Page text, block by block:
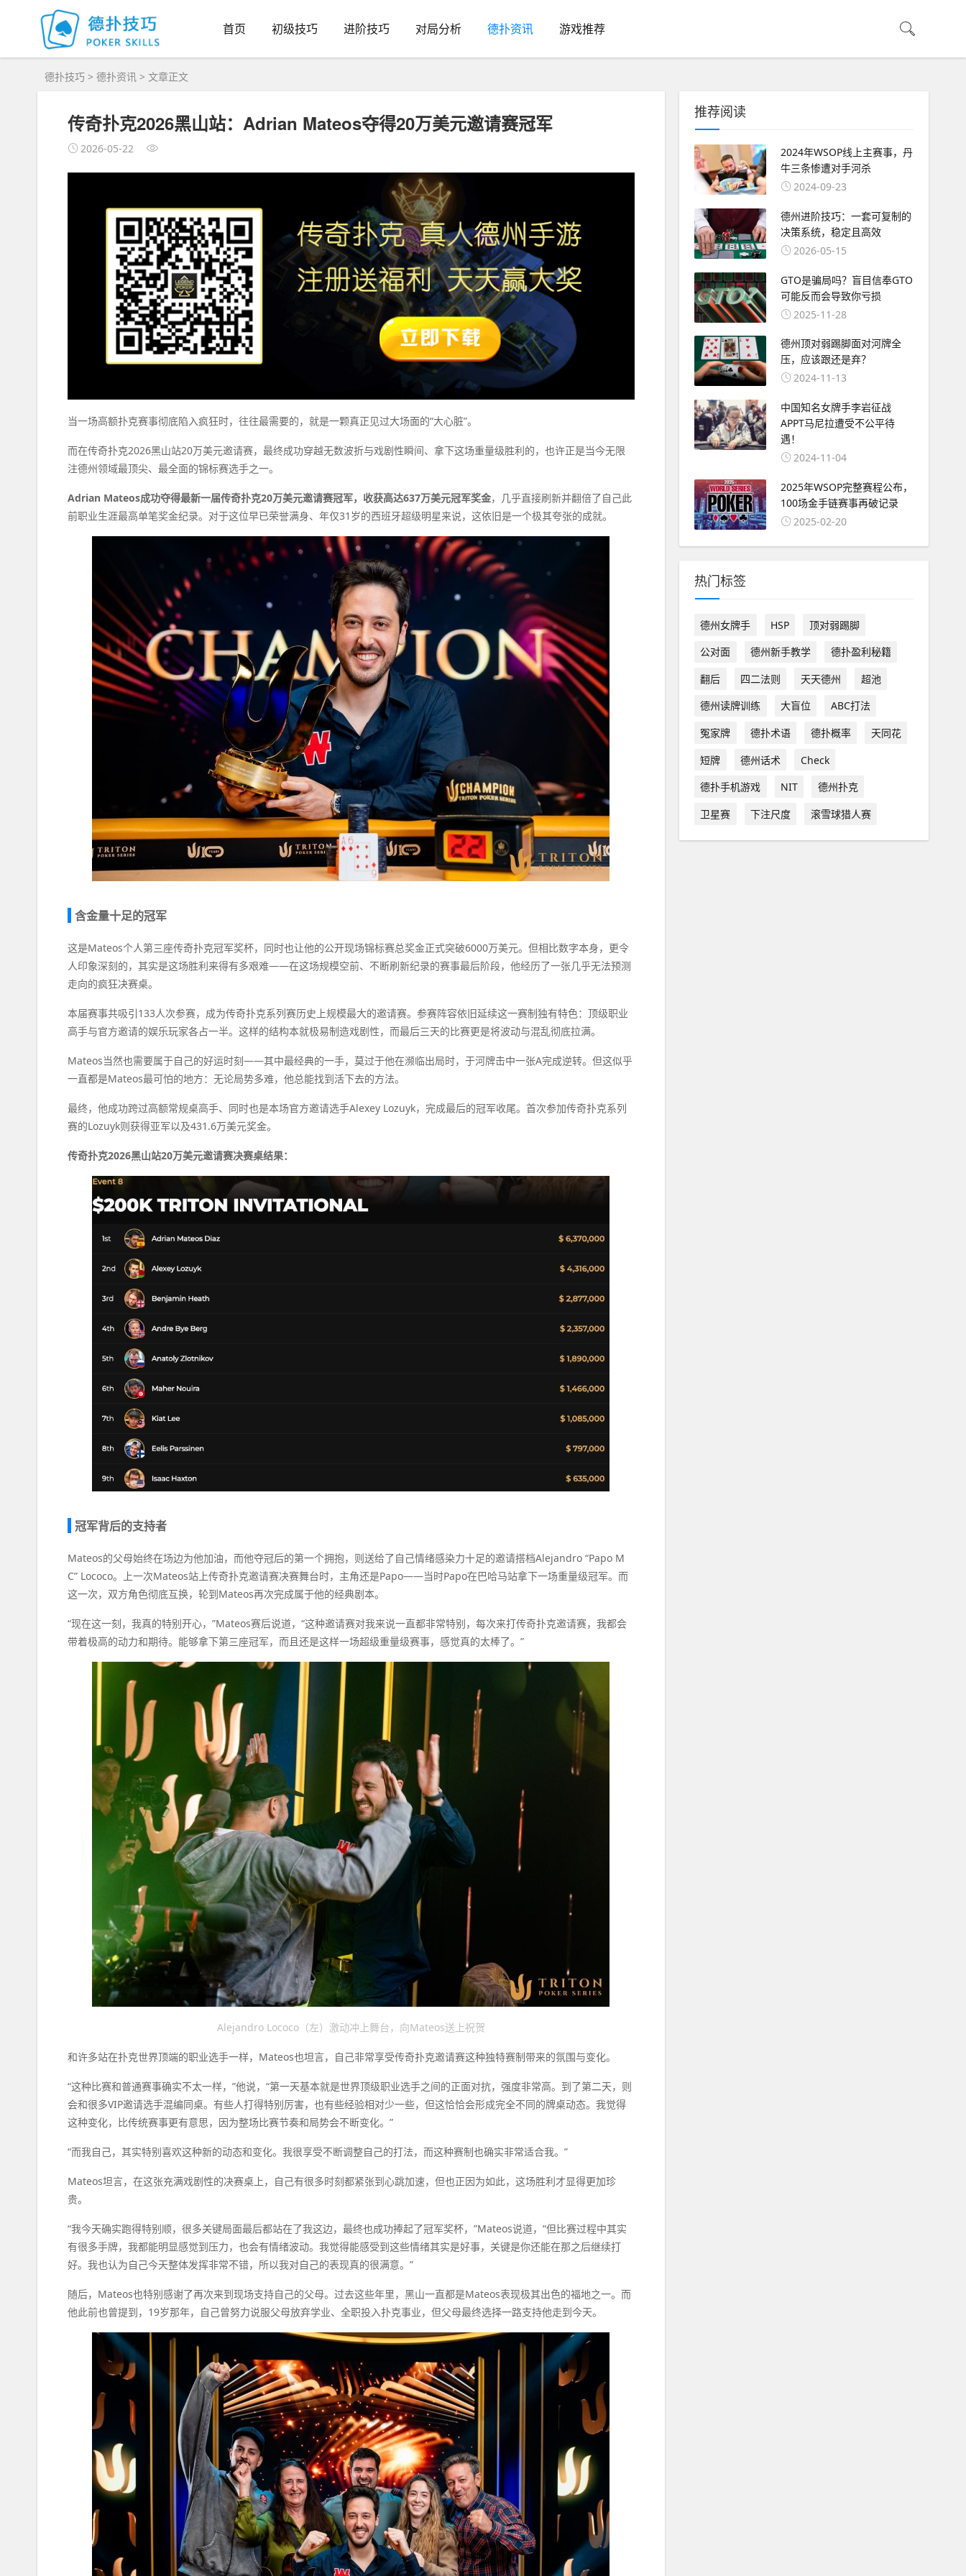
首页 初级技巧 进阶技巧 对局分析 德扑资讯 游戏推荐
德扑技巧 > 德扑资讯 > 文章正文
传奇扑克2026黑山站：Adrian Mateos夺得20万美元邀请赛冠军
2026-05-22
当一场高额扑克赛事彻底陷入疯狂时，往往最需要的，就是一颗真正见过大场面的“大心脏”。
而在传奇扑克2026黑山站20万美元邀请赛，最终成功穿越无数波折与戏剧性瞬间、拿下这场重量级胜利的，也许正是当今无限
注德州领域最顶尖、最全面的锦标赛选手之一。
Adrian Mateos成功夺得最新一届传奇扑克20万美元邀请赛冠军，收获高达637万美元冠军奖金，几乎直接刷新并翻倍了自己此
前职业生涯最高单笔奖金纪录。对于这位早已荣誉满身、年仅31岁的西班牙超级明星来说，这依旧是一个极其夸张的成就。
含金量十足的冠军
这是Mateos个人第三座传奇扑克冠军奖杯，同时也让他的公开现场锦标赛总奖金正式突破6000万美元。但相比数字本身，更令
人印象深刻的，其实是这场胜利来得有多艰难——在这场规模空前、不断刷新纪录的赛事最后阶段，他经历了一张几乎无法预测
走向的疯狂决赛桌。
本届赛事共吸引133人次参赛，成为传奇扑克系列赛历史上规模最大的邀请赛。参赛阵容依旧延续这一赛制独有特色：顶级职业
高手与官方邀请的娱乐玩家各占一半。这样的结构本就极易制造戏剧性，而最后三天的比赛更是将波动与混乱彻底拉满。
Mateos当然也需要属于自己的好运时刻——其中最经典的一手，莫过于他在濒临出局时，于河牌击中一张A完成逆转。但这似乎
一直都是Mateos最可怕的地方：无论局势多难，他总能找到活下去的方法。
最终，他成功跨过高额常规桌高手、同时也是本场官方邀请选手Alexey Lozuyk，完成最后的冠军收尾。首次参加传奇扑克系列
赛的Lozuyk则获得亚军以及431.6万美元奖金。
传奇扑克2026黑山站20万美元邀请赛决赛桌结果：
冠军背后的支持者
Mateos的父母始终在场边为他加油，而他夺冠后的第一个拥抱，则送给了自己情绪感染力十足的邀请搭档Alejandro “Papo M
C” Lococo。上一次Mateos站上传奇扑克邀请赛决赛舞台时，主角还是Papo——当时Papo在巴哈马站拿下一场重量级冠军。而
这一次，双方角色彻底互换，轮到Mateos再次完成属于他的经典剧本。
“现在这一刻，我真的特别开心，”Mateos赛后说道，“这种邀请赛对我来说一直都非常特别，每次来打传奇扑克邀请赛，我都会
带着极高的动力和期待。能够拿下第三座冠军，而且还是这样一场超级重量级赛事，感觉真的太棒了。”
Alejandro Lococo（左）激动冲上舞台，向Mateos送上祝贺
和许多站在扑克世界顶端的职业选手一样，Mateos也坦言，自己非常享受传奇扑克邀请赛这种独特赛制带来的氛围与变化。
“这种比赛和普通赛事确实不太一样，”他说，“第一天基本就是世界顶级职业选手之间的正面对抗，强度非常高。到了第二天，则
会和很多VIP邀请选手混编同桌。有些人打得特别厉害，也有些经验相对少一些，但这恰恰会形成完全不同的牌桌动态。我觉得
这种变化，比传统赛事更有意思，因为整场比赛节奏和局势会不断变化。”
“而我自己，其实特别喜欢这种新的动态和变化。我很享受不断调整自己的打法，而这种赛制也确实非常适合我。”
Mateos坦言，在这张充满戏剧性的决赛桌上，自己有很多时刻都紧张到心跳加速，但也正因为如此，这场胜利才显得更加珍
贵。
“我今天确实跑得特别顺，很多关键局面最后都站在了我这边，最终也成功捧起了冠军奖杯，”Mateos说道，“但比赛过程中其实
有很多手牌，我都能明显感觉到压力，也会有情绪波动。我觉得能感受到这些情绪其实是好事，关键是你还能在那之后继续打
好。我也认为自己今天整体发挥非常不错，所以我对自己的表现真的很满意。”
随后，Mateos也特别感谢了再次来到现场支持自己的父母。过去这些年里，黑山一直都是Mateos表现极其出色的福地之一。而
他此前也曾提到，19岁那年，自己曾努力说服父母放弃学业、全职投入扑克事业，但父母最终选择一路支持他走到今天。
推荐阅读
2024年WSOP线上主赛事，丹
牛三条惨遭对手河杀
2024-09-23
德州进阶技巧：一套可复制的
决策系统，稳定且高效
2026-05-15
GTO是骗局吗？盲目信奉GTO
可能反而会导致你亏损
2025-11-28
德州顶对弱踢脚面对河牌全
压，应该跟还是弃？
2024-11-13
中国知名女牌手李岩征战
APPT马尼拉遭受不公平待
遇！
2024-11-04
2025年WSOP完整赛程公布，
100场金手链赛事再破记录
2025-02-20
热门标签
德州女牌手 HSP
顶对弱踢脚
公对面
德州新手教学
德扑盈利秘籍
翻后
四二法则 天天德州
超池
德州读牌训练
大盲位
ABC打法
冤家牌
德扑术语 德扑概率
天同花
短牌
德州话术
Check
德扑手机游戏
NIT
德州扑克
卫星赛
下注尺度 滚雪球猎人赛